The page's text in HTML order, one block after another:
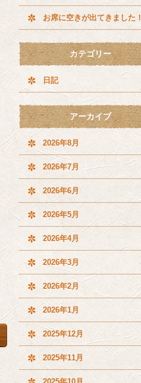
お席に空きが出てきました！
カテゴリー
日記
アーカイブ
2026年8月
2026年7月
2026年6月
2026年5月
2026年4月
2026年3月
2026年2月
2026年1月
2025年12月
2025年11月